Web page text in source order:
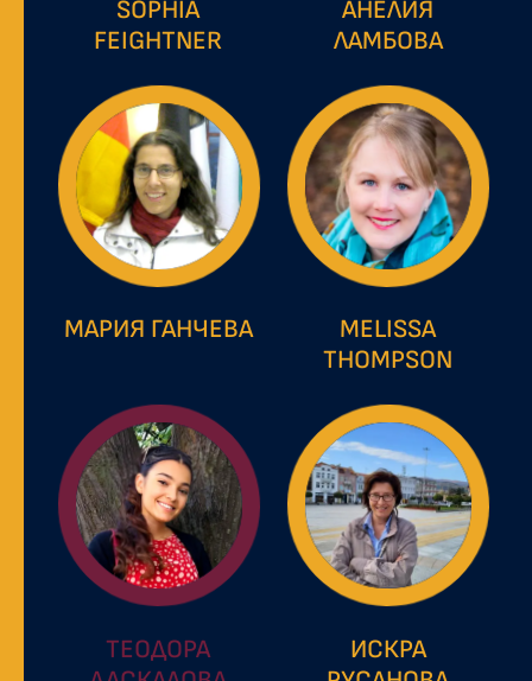
SOPHIA
FEIGHTNER
АНЕЛИЯ
ЛАМБОВА
МАРИЯ ГАНЧЕВА
MELISSA
THOMPSON
ТЕОДОРА
ИСКРА